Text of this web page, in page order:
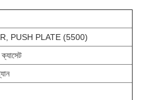
PUSH PLATE (5500)